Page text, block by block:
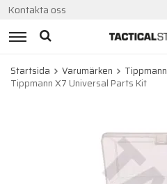
Kontakta oss
Startsida Varumärken
Tippmann
Tippmann X7 Universal Parts Kit